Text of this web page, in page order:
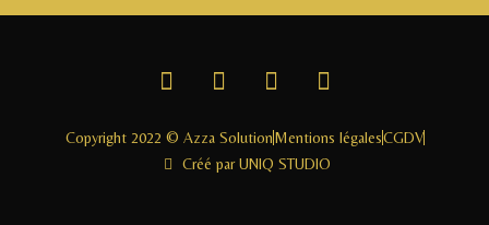
Copyright 2022 © Azza SolutionMentions légalesCGDV
Créé par UNIQ STUDIO